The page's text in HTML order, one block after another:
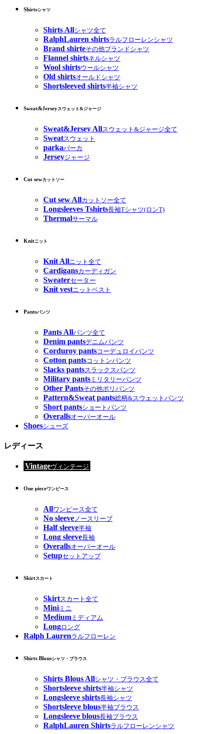
Shirtsシャツ
Shirts Allシャツ全て
RalphLauren shirtsラルフローレンシャツ
Brand shirteその他ブランドシャツ
Flannel shirtsネルシャツ
Wool shirtsウールシャツ
Old shirtsオールドシャツ
Shortsleeved shirts半袖シャツ
Sweat&Jerseyスウェット&ジャージ
Sweat&Jersey Allスウェット&ジャージ全て
Sweatスウェット
parkaパーカ
Jerseyジャージ
Cut sewカットソー
Cut sew Allカットソー全て
Longsleeves Tshirts長袖Tシャツ(ロンT)
Thermalサーマル
Knitニット
Knit Allニット全て
Cardigansカーディガン
Sweaterセーター
Knit vestニットベスト
Pantsパンツ
Pants Allパンツ全て
Denim pantsデニムパンツ
Corduroy pantsコーデュロイパンツ
Cotton pantsコットンパンツ
Slacks pantsスラックスパンツ
Military pants ミリタリーパンツ
Other Pantsその他ポリパンツ
Pattern&Sweat pants総柄&スウェットパンツ
Short pantsショートパンツ
Overallsオーバーオール
Shoesシューズ
レディース
Vintageヴィンテージ
One pieceワンピース
Allワンピース全て
No sleeveノースリーブ
Half sleeve半袖
Long sleeve長袖
Overallsオーバーオール
Setupセットアップ
Skirtスカート
Skirtスカート全て
Miniミニ
Medium ミディアム
Longロング
Ralph Laurenラルフローレン
Shirts Blousシャツ・ブラウス
Shirts Blous Allシャツ・ブラウス全て
Shortsleeve shirts半袖シャツ
Longsleeve shirts長袖シャツ
Shortsleeve blous半袖ブラウス
Longsleeve blous長袖ブラウス
RalphLauren Shirtsラルフローレンシャツ